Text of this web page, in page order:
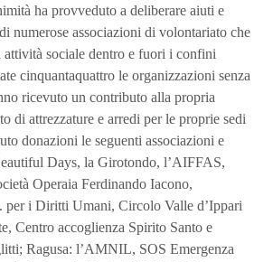
ha provveduto a deliberare aiuti e
numerose associazioni di volontariato che
attività sociale dentro e fuori i confini
cinquantaquattro le organizzazioni senza
ricevuto un contributo alla propria
di attrezzature e arredi per le proprie sedi
donazioni le seguenti associazioni e
Days, la Girotondo, l’AIFFAS,
Operaia Ferdinando Iacono,
per i Diritti Umani, Circolo Valle d’Ippari
Centro accoglienza Spirito Santo e
Ragusa: l’AMNIL, SOS Emergenza